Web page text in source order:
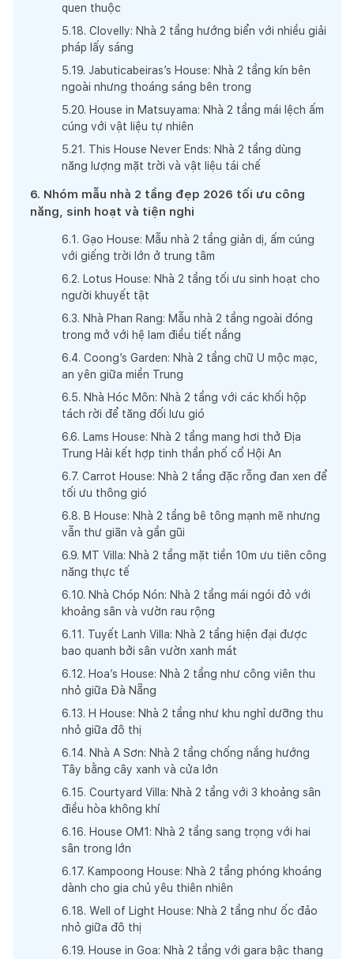
quen thuộc
5.18. Clovelly: Nhà 2 tầng hướng biển với nhiều giải
pháp lấy sáng
5.19. Jabuticabeiras’s House: Nhà 2 tầng kín bên
ngoài nhưng thoáng sáng bên trong
5.20. House in Matsuyama: Nhà 2 tầng mái lệch ấm
cúng với vật liệu tự nhiên
5.21 . This House Never Ends: Nhà 2 tầng dùng
năng lượng mặt trời và vật liệu tái chế
6. Nhóm mẫu nhà 2 tầng đẹp 2026 tối ưu công
năng, sinh hoạt và tiện nghi
6.1 . Gạo House: Mẫu nhà 2 tầng giản dị, ấm cúng
với giếng trời lớn ở trung tâm
6.2. Lotus House: Nhà 2 tầng tối ưu sinh hoạt cho
người khuyết tật
6.3. Nhà Phan Rang: Mẫu nhà 2 tầng ngoài đóng
trong mở với hệ lam điều tiết nắng
6.4. Coong’s Garden: Nhà 2 tầng chữ U mộc mạc,
an yên giữa miền Trung
6.5. Nhà Hóc Môn: Nhà 2 tầng với các khối hộp
tách rời để tăng đối lưu gió
6.6. Lams House: Nhà 2 tầng mang hơi thở Địa
Trung Hải kết hợp tinh thần phố cổ Hội An
6.7. Carrot House: Nhà 2 tầng đặc rỗng đan xen để
tối ưu thông gió
6.8. B House: Nhà 2 tầng bê tông mạnh mẽ nhưng
vẫn thư giãn và gần gũi
6.9. MT Villa: Nhà 2 tầng mặt tiền 10m ưu tiên công
năng thực tế
6.10. Nhà Chóp Nón: Nhà 2 tầng mái ngói đỏ với
khoảng sân và vườn rau rộng
6.11 . Tuyết Lanh Villa: Nhà 2 tầng hiện đại được
bao quanh bởi sân vườn xanh mát
6.12. Hoa’s House: Nhà 2 tầng như công viên thu
nhỏ giữa Đà Nẵng
6.13. H House: Nhà 2 tầng như khu nghỉ dưỡng thu
nhỏ giữa đô thị
6.14. Nhà A Sơn: Nhà 2 tầng chống nắng hướng
Tây bằng cây xanh và cửa lớn
6.15. Courtyard Villa: Nhà 2 tầng với 3 khoảng sân
điều hòa không khí
6.16. House OM1: Nhà 2 tầng sang trọng với hai
sân trong lớn
6.17. Kampoong House: Nhà 2 tầng phóng khoáng
dành cho gia chủ yêu thiên nhiên
6.18. Well of Light House: Nhà 2 tầng như ốc đảo
nhỏ giữa đô thị
6.19. House in Goa: Nhà 2 tầng với gara bậc thang